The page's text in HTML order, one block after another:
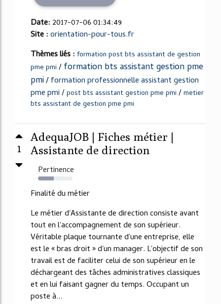
Date: 2017-07-06 01:34:49
Site :orientation-pour-tous.fr
Thèmes liés : formation post bts assistant de gestion
pme pmi /formation bts assistant gestion pme
pmi/formation professionnelle assistant gestion
pme pmi/post bts assistant gestion pme pmi /metier
bts assistant de gestion pme pmi
1
AdequaJOB | Fiches métier |
Assistante de direction
Pertinence
46%
Finalité du métier
Le métier d'Assistante de direction consiste avant
tout en l'accompagnement de son supérieur.
Véritable plaque tournante d'une entreprise, elle
est le « bras droit » d'un manager. L'objectif de son
travail est de faciliter celui de son supérieur en le
déchargeant des tâches administratives classiques
et en lui faisant gagner du temps. Occupant un
poste à...